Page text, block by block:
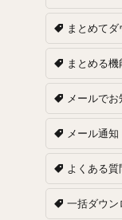
まとめて
まとめる機
メールで
メール通知
よくある質
一括ダウン